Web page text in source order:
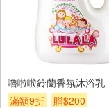
嚕啦啦鈴蘭香氛沐浴乳
滿額9折
贈$200